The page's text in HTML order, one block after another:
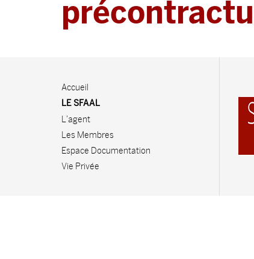
Accueil
LE SFAAL
L'agent
Les Membres
Espace Documentation
Vie Privée